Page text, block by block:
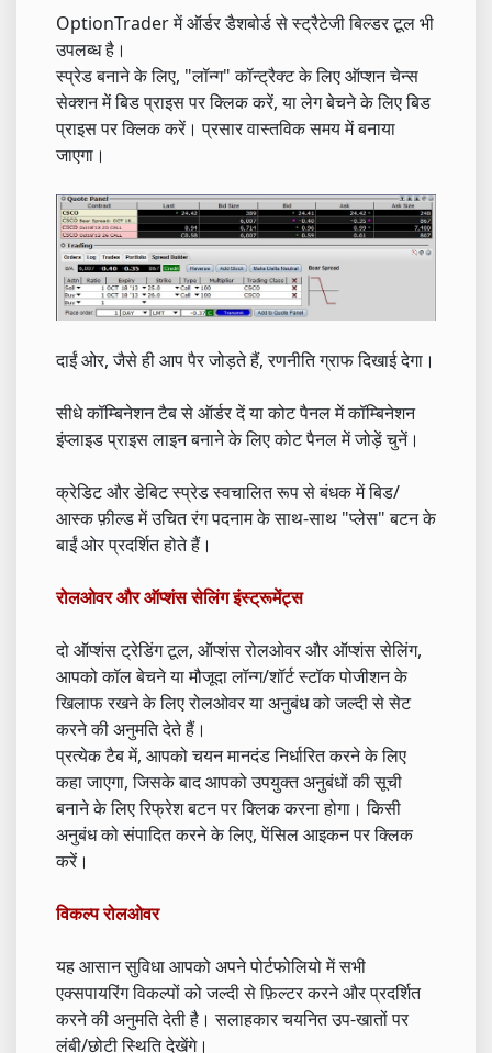
OptionTrader में ऑर्डर डैशबोर्ड से स्ट्रैटेजी बिल्डर टूल भी
उपलब्ध है।
स्प्रेड बनाने के लिए, "लॉन्ग" कॉन्ट्रैक्ट के लिए ऑप्शन चेन्स
सेक्शन में बिड प्राइस पर क्लिक करें, या लेग बेचने के लिए बिड
प्राइस पर क्लिक करें। प्रसार वास्तविक समय में बनाया
जाएगा।
दाईं ओर, जैसे ही आप पैर जोड़ते हैं, रणनीति ग्राफ दिखाई देगा।
सीधे कॉम्बिनेशन टैब से ऑर्डर दें या कोट पैनल में कॉम्बिनेशन
इंप्लाइड प्राइस लाइन बनाने के लिए कोट पैनल में जोड़ें चुनें।
क्रेडिट और डेबिट स्प्रेड स्वचालित रूप से बंधक में बिड/
आस्क फ़ील्ड में उचित रंग पदनाम के साथ-साथ "प्लेस" बटन के
बाईं ओर प्रदर्शित होते हैं।
रोलओवर और ऑप्शंस सेलिंग इंस्ट्रूमेंट्स
दो ऑप्शंस ट्रेडिंग टूल, ऑप्शंस रोलओवर और ऑप्शंस सेलिंग,
आपको कॉल बेचने या मौजूदा लॉन्ग/शॉर्ट स्टॉक पोजीशन के
खिलाफ रखने के लिए रोलओवर या अनुबंध को जल्दी से सेट
करने की अनुमति देते हैं।
प्रत्येक टैब में, आपको चयन मानदंड निर्धारित करने के लिए
कहा जाएगा, जिसके बाद आपको उपयुक्त अनुबंधों की सूची
बनाने के लिए रिफ्रेश बटन पर क्लिक करना होगा। किसी
अनुबंध को संपादित करने के लिए, पेंसिल आइकन पर क्लिक
करें।
विकल्प रोलओवर
यह आसान सुविधा आपको अपने पोर्टफोलियो में सभी
एक्सपायरिंग विकल्पों को जल्दी से फ़िल्टर करने और प्रदर्शित
करने की अनुमति देती है। सलाहकार चयनित उप-खातों पर
लंबी/छोटी स्थिति देखेंगे।